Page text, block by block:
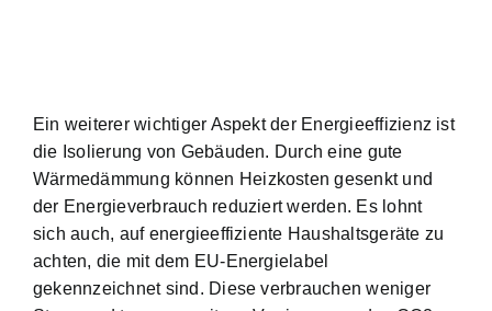
Ein weiterer wichtiger Aspekt der Energieeffizienz ist
die Isolierung von Gebäuden. Durch eine gute
Wärmedämmung können Heizkosten gesenkt und
der Energieverbrauch reduziert werden. Es lohnt
sich auch, auf energieeffiziente Haushaltsgeräte zu
achten, die mit dem EU-Energielabel
gekennzeichnet sind. Diese verbrauchen weniger